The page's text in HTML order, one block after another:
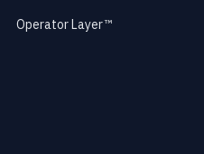
Operator Layer™